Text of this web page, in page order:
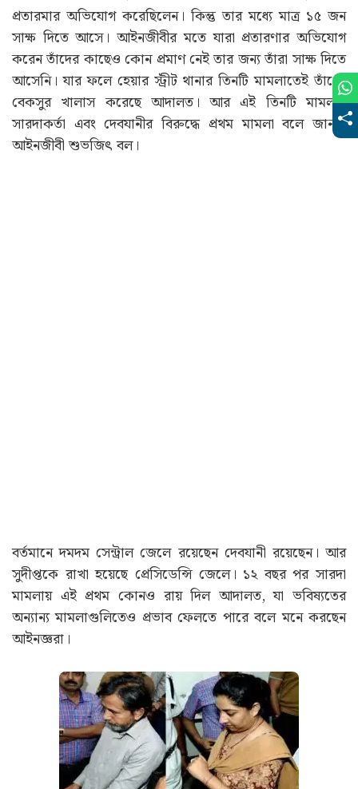
প্রতারমার অভিযোগ করেছিলেন। কিন্তু তার মধ্যে মাত্র ১৫ জন
সাক্ষ দিতে আসে। আইনজীবীর মতে যারা প্রতারণার অভিযোগ
করেন তাঁদের কাছেও কোন প্রমাণ নেই তার জন্য তাঁরা সাক্ষ দিতে
আসেনি। যার ফলে হেয়ার স্ট্রীট থানার তিনটি মামলাতেই তাঁধের
বেকসুর খালাস করেছে আদালত। আর এই তিনটি মামলাই
সারদাকর্তা এবং দেবযানীর বিরুদ্ধে প্রথম মামলা বলে জানান
আইনজীবী শুভজিৎ বল।
বর্তমানে দমদম সেন্ট্রাল জেলে রয়েছেন দেবযানী রয়েছেন। আর
সুদীপ্তকে রাখা হয়েছে প্রেসিডেন্সি জেলে। ১২ বছর পর সারদা
মামলায় এই প্রথম কোনও রায় দিল আদালত, যা ভবিষ্যতের
অন্যান্য মামলাগুলিতেও প্রভাব ফেলতে পারে বলে মনে করছেন
আইনজ্ঞরা।